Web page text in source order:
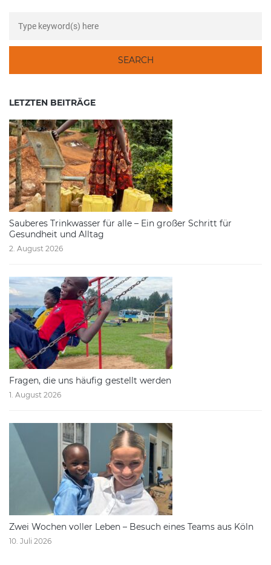
LETZTEN BEITRÄGE
Sauberes Trinkwasser für alle – Ein großer Schritt für
Gesundheit und Alltag
2. August 2026
Fragen, die uns häufig gestellt werden
1. August 2026
Zwei Wochen voller Leben – Besuch eines Teams aus Köln
10. Juli 2026